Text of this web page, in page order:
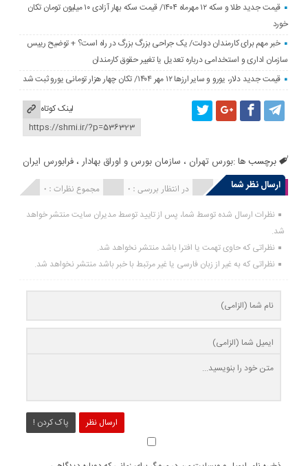
قیمت جدید طلا و سکه ۱۲ مهرماه ۱۴۰۴/ قیمت سکه بهار آزادی ۱۰ میلیون تومان تکان
خورد
خبر مهم برای کارمندان دولت/ یک جراحی بزرگ بزرگ در راه است؟ + توضیح رییس
سازمان اداری و استخدامی درباره تعدیل یا تغییر حقوق کارمندان
قیمت جدید دلار، یورو و سایر ارزها ۱۲ مهر ۱۴۰۴/ تکان چهار هزار تومانی یورو ثبت شد
لینک کوتاه
برچسب ها :بورس تهران ، سازمان بورس و اوراق بهادار ،فرا‌‌‌‌‌بورس ایران
ارسال نظر شما
مجموع نظرات : 0 در انتظار بررسی : 0 انتشار یافته : 0
نظرات ارسال شده توسط شما، پس از تایید توسط مدیران سایت منتشر خواهد
شد.
نظراتی که حاوی تهمت یا افترا باشد منتشر نخواهد شد.
نظراتی که به غیر از زبان فارسی یا غیر مرتبط با خبر باشد منتشر نخواهد شد.
ارسال نظر پاک کردن !